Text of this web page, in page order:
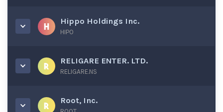
Hippo Holdings Inc.
HIPO
RELIGARE ENTER. LTD.
RELIGARE.NS
Root, Inc.